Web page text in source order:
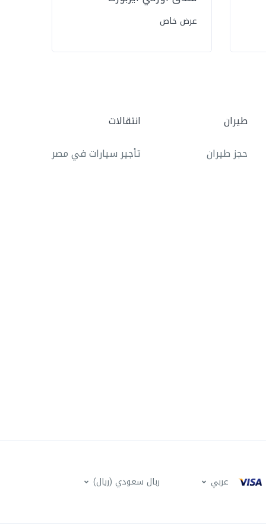
عرض خاص
طيران
حجز طيران
انتقالات
تأجير سيارات في مصر
عربي ربال سعودي (ريال)